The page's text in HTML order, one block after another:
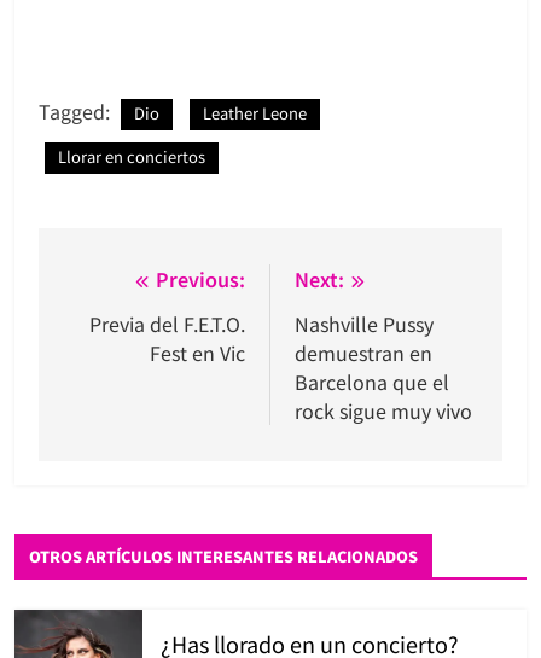
Tagged: Dio
Leather Leone
Llorar en conciertos
Navegación
de
entradas
Previous:
Previa del F.E.T.O.
Fest en Vic
Next:
Nashville Pussy
demuestran en
Barcelona que el
rock sigue muy vivo
OTROS ARTÍCULOS INTERESANTES RELACIONADOS
¿Has llorado en un concierto?